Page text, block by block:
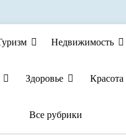
Недвижимость
Здоровье Красота
Все рубрики